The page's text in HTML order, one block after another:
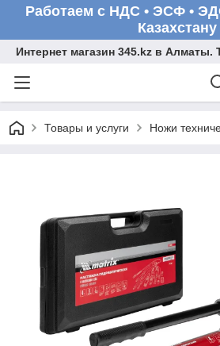
Работаем с НДС • ЭСФ •
Казахстану
Интернет магазин 345.kz в
Товары и услуги Ножи